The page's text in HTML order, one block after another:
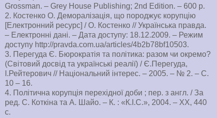
Grossman. – Grey House Publishing; 2nd Edition. – 600 р.
2. Костенко О. Деморалізація, що породжує корупцію
[Електронний ресурс] / О. Костенко // Українська правда.
– Електронні дані. – Дата доступу: 18.12.2009. – Режим
доступу http://pravda.com.ua/articles/4b2b78bf10503.
3. Перегуда Є. Бюрократія та політика: разом чи окремо?
(Світовий досвід та українські реалії) / Є.Перегуда,
І.Рейтерович // Національний інтерес. – 2005. – № 2. – С.
10 – 16.
4. Політична корупція перехідної доби ; пер. з англ. / За
ред. С. Коткіна та А. Шайо. – К. : «К.І.С.», 2004. – ХХ, 440
с.